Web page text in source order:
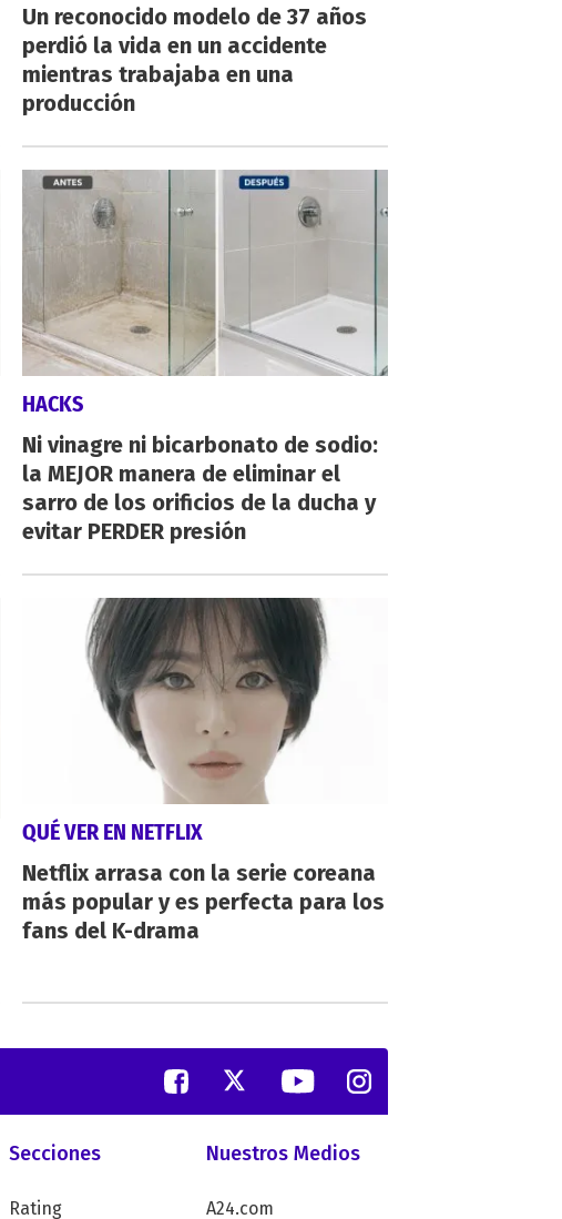
Un reconocido modelo de 37 años
perdió la vida en un accidente
mientras trabajaba en una
producción
HACKS
Ni vinagre ni bicarbonato de sodio:
la MEJOR manera de eliminar el
sarro de los orificios de la ducha y
evitar PERDER presión
QUÉ VER EN NETFLIX
Netflix arrasa con la serie coreana
más popular y es perfecta para los
fans del K-drama
Secciones
Rating
Nuestros Medios
A24.com